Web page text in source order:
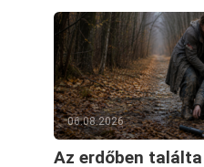
06.08.2026
Az erdőben